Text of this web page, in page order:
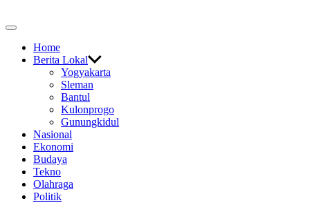
to
Off
CanvasHome
Berita Lokal
Yogyakarta
Sleman
Bantul
Kulonprogo
Gunungkidul
Nasional
Ekonomi
Budaya
Tekno
Olahraga
Politik